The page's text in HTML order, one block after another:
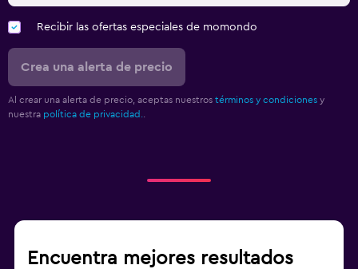
Recibir las ofertas especiales de momondo
Crea una alerta de precio
Al crear una alerta de precio, aceptas nuestros términos y condiciones y
nuestra política de privacidad.
Encuentra mejores resultados